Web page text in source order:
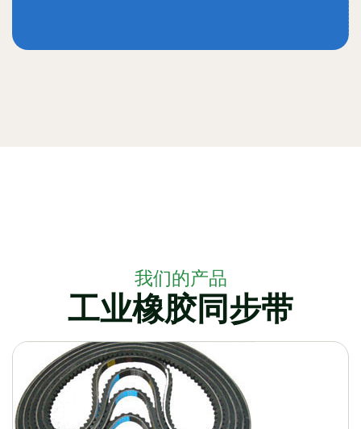
我们的产品
工业橡胶同步带